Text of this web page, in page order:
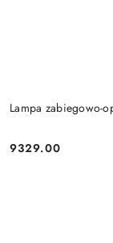
Lampa zabiegowo-
Cena:
9329.00